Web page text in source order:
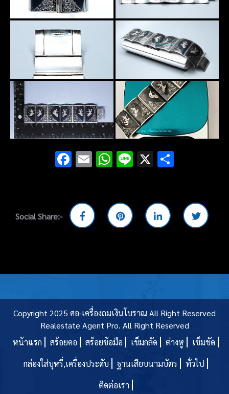
Facebook
EmailWhatsApp
Line
X
Social Share:-
Copyright 2025 ศอ-เครื่องถมเงินโบราณ All Right Reserved
Realestate Agent Pro. All Right Reserved
หน้าแรก
สร้อยคอ สร้อยข้อมือ เข็มกลัด ต่างหู
เข็มขัด
กล่องใส่บุหรี่,เครื่องประดับ
ฐานเสียบนามบัตร
ทั่วไป
ติดต่อเรา